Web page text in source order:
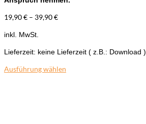
19,90€ – 39,90€
inkl. MwSt.
Lieferzeit: keine Lieferzeit ( z.B.: Download )
Ausführung wählen